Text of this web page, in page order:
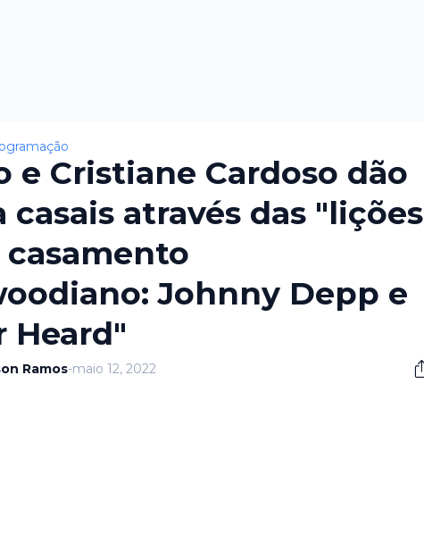
e Cristiane Cardoso dão
casais através das "lições
Johnny Depp e
Heard"
Ramos-maio 12, 2022